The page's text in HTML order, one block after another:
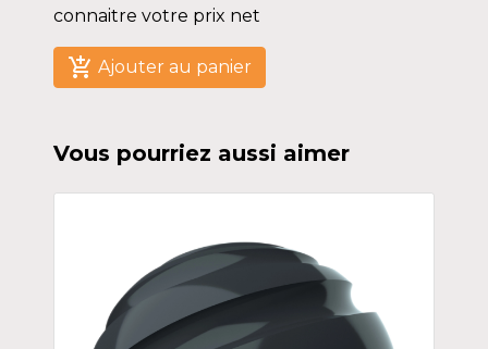
connaitre votre prix net
add_shopping_cart Ajouter au panier
Vous pourriez aussi aimer